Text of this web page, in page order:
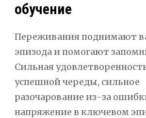
обучение
Переживания поднимают
эпизода и помогают
Сильная
успешной череды, сильное
разочарование из-за
напряжение в ключевом